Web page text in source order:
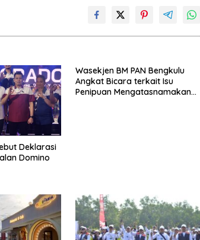
Deklarasi
Domino
Wasekjen BM PAN Bengkulu
Angkat Bicara terkait Isu
Penipuan Mengatasnamakan